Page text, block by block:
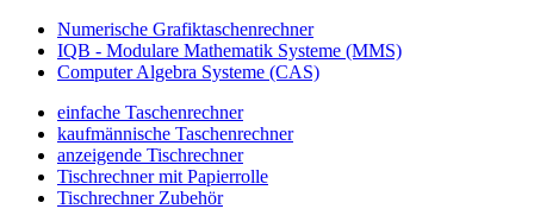
Numerische Grafiktaschenrechner
IQB - Modulare Mathematik Systeme (MMS)
Computer Algebra Systeme (CAS)
einfache Taschenrechner
kaufmännische Taschenrechner
anzeigende Tischrechner
Tischrechner mit Papierrolle
Tischrechner Zubehör